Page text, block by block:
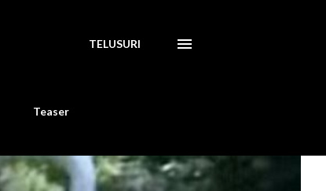
TELUSURI
Teaser